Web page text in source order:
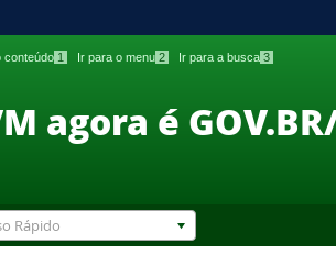
conteúdo 1 Ir para o menu 2 Ir para a busca 3
agora é
Rápido